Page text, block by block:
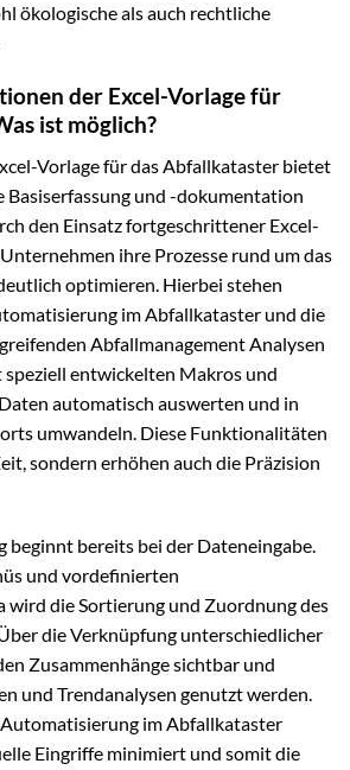
ökologische als auch rechtliche
der Excel-Vorlage für
ist möglich?
Vorlage für das Abfallkataster bietet
Basiserfassung und -dokumentation
den Einsatz fortgeschrittener Excel-
ihre Prozesse rund um das
optimieren. Hierbei stehen
im Abfallkataster und die
Abfallmanagement Analysen
entwickelten Makros und
automatisch auswerten und in
umwandeln. Diese Funktionalitäten
sondern erhöhen auch die Präzision
beginnt bereits bei der Dateneingabe.
und vordefinierten
wird die Sortierung und Zuordnung des
die Verknüpfung unterschiedlicher
Zusammenhänge sichtbar und
und Trendanalysen genutzt werden.
im Abfallkataster
Eingriffe minimiert und somit die